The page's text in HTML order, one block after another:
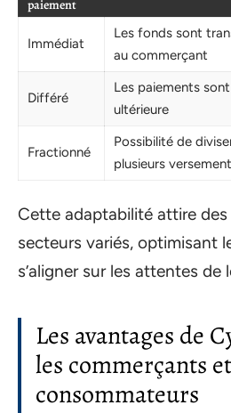
paiement
Immédiat
Les fonds sont
au commerçant
Différé
Les paiements
ultérieure
Fractionné
Possibilité de
plusieurs
Cette adaptabilité attire
secteurs variés, optimisant
s’aligner sur les attentes de
Les avantages de
les commerçants
consommateurs